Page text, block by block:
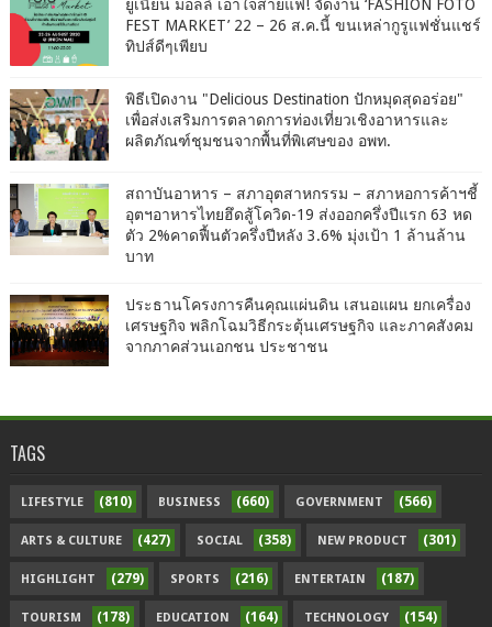
ยูเนี่ยน มอลล์ เอาใจสายแฟ! จัดงาน ‘FASHION FOTO
FEST MARKET’ 22 – 26 ส.ค.นี้ ขนเหล่ากูรูแฟชั่นแชร์
ทิปส์ดีๆเพียบ
พิธีเปิดงาน "Delicious Destination ปักหมุดสุดอร่อย"
เพื่อส่งเสริมการตลาดการท่องเที่ยวเชิงอาหารและ
ผลิตภัณฑ์ชุมชนจากพื้นที่พิเศษของ อพท.
สถาบันอาหาร – สภาอุตสาหกรรม – สภาหอการค้าฯชี้
อุตฯอาหารไทยฮึดสู้โควิด-19 ส่งออกครึ่งปีแรก 63 หด
ตัว 2%คาดฟื้นตัวครึ่งปีหลัง 3.6% มุ่งเป้า 1 ล้านล้าน
บาท
ประธานโครงการคืนคุณแผ่นดิน เสนอแผน ยกเครื่อง
เศรษฐกิจ พลิกโฉมวิธีกระตุ้นเศรษฐกิจ และภาคสังคม
จากภาคส่วนเอกชน ประชาชน
TAGS
LIFESTYLE (810) BUSINESS (660) GOVERNMENT (566)
ARTS & CULTURE (427) SOCIAL (358) NEW PRODUCT (301)
HIGHLIGHT (279) SPORTS (216) ENTERTAIN (187)
TOURISM (178) EDUCATION (164) TECHNOLOGY (154)